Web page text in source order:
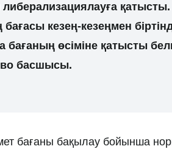
либерализациялауға
кезең-кезеңмен
өсіміне қатысты
басшысы.
бағаны бақылау бойынша